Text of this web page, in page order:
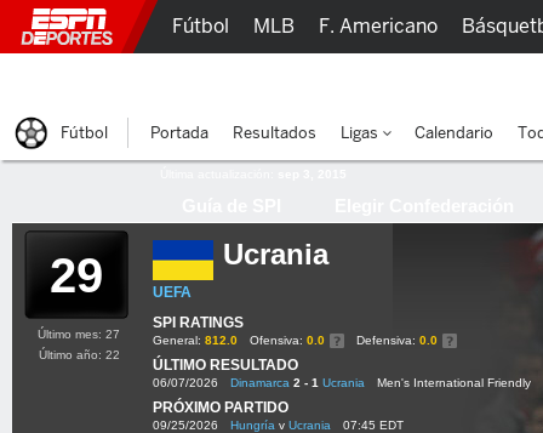
29 Ucrania
UEFA
SPI RATINGS
General: 812.0 Ofensiva: 0.0 Defensiva: 0.0
ÚLTIMO RESULTADO
06/07/2026 Dinamarca 2 - 1 Ucrania Men's International Friendly
PRÓXIMO PARTIDO
09/25/2026 Hungría v Ucrania 07:45 EDT
Último mes: 27
Último año: 22
Fútbol MLB F. Americano
Fútbol Portada Resultados Ligas Calendario